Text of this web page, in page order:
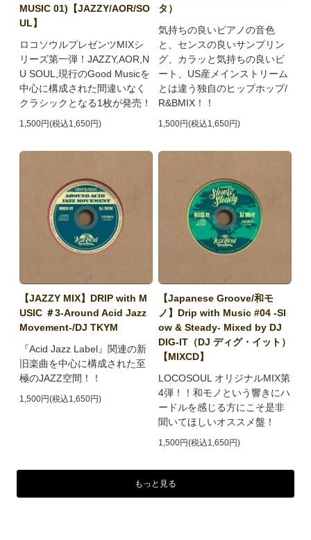
MUSIC 01)【JAZZY/AOR/SO
UL】
ロコソウルプレゼンツMIXシ
リーズ第一弾！JAZZY,AOR,N
U SOUL,現行のGood Musicを
中心に構成された間違いなく
クラシックとなる1枚が発売！
1,500円(税込1,650円)
タ）
気持ちの良いピアノの音色
と、センスの良いサンプリン
グ、カラッと気持ちの良いビ
ート、US産メインストリーム
とは違う独自のヒップホップ/
R&BMIX！！
1,500円(税込1,650円)
【JAZZY MIX】DRIP with M
USIC ＃3-Around Acid Jazz
Movement-/DJ TKYM
『Acid Jazz Label』関連の新
旧楽曲を中心に構成された至
極のJAZZ空間！！
1,500円(税込1,650円)
【Japanese Groove/和モ
ノ】Drip with Music #04 -Sl
ow & Steady- Mixed by DJ
DIG-IT（DJ ディグ・イット）
【MIXCD】
LOCOSOUL オリジナルMIX第
4弾！！和モノという響きにハ
ードルを感じる方にこそ是非
聞いてほしいオススメ盤！
1,500円(税込1,650円)
もっと見る